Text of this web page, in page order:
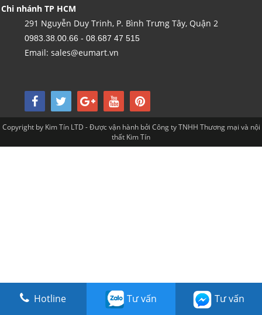
Chi nhánh TP HCM
291 Nguyễn Duy Trinh, P. Bình Trưng Tây, Quận 2
0983.38.00.66 - 08.687 47 515
Email: sales@eumart.vn
Hotline Tư vấn Tư vấn
Copyright by Kim Tín LTD - Được vận hành bởi Công ty TNHH Thương mại và nội
thất Kim Tín